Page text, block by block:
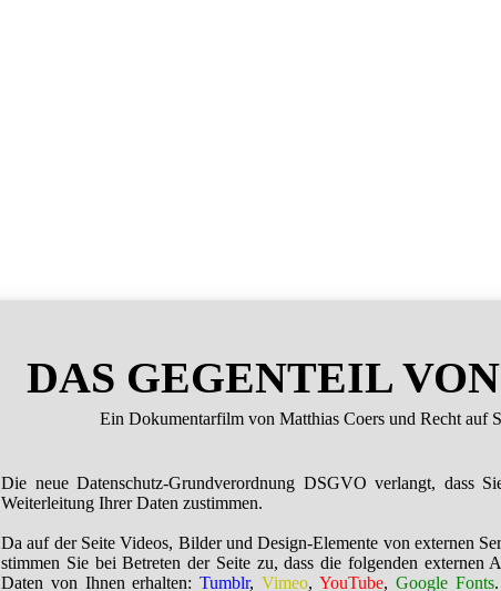
DAS GEGENTEIL
Ein Dokumentarfilm von Matthias Coers und Recht auf
Die neue Datenschutz-Grundverordnung DSGVO verlangt, dass
Weiterleitung Ihrer Daten zustimmen.
Da auf der Seite Videos, Bilder und Design-Elemente von externen
stimmen Sie bei Betreten der Seite zu, dass die folgenden externen
Daten von Ihnen erhalten:Tumblr,Vimeo, YouTube, Google Fonts